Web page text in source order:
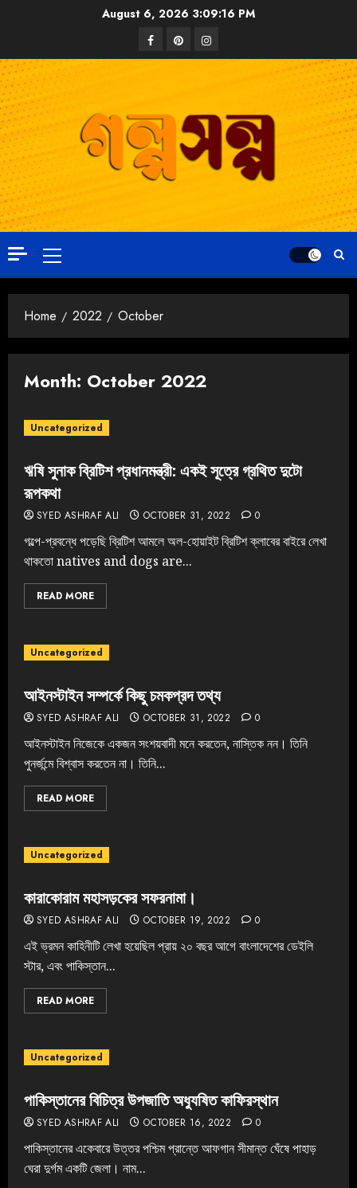
August 6, 2026 3:09:17 PM
Home 2022 October
Month: October 2022
Uncategorized
ঋষি সুনাক ব্রিটিশ প্রধানমন্ত্রী: একই সূত্রে গ্রথিত দুটো
রূপকথা
SYED ASHRAF ALI OCTOBER 31, 2022 0
গল্পে-প্রবন্ধে পড়েছি ব্রিটিশ আমলে অল-হোয়াইট ব্রিটিশ ক্লাবের বাইরে লেখা
থাকতো natives and dogs are...
READ MORE
Uncategorized
আইনস্টাইন সম্পর্কে কিছু চমকপ্রদ তথ্য
SYED ASHRAF ALI OCTOBER 31, 2022 0
আইনস্টাইন নিজেকে একজন সংশয়বাদী মনে করতেন, নাস্তিক নন। তিনি
পুনর্জন্মে বিশ্বাস করতেন‌ না। তিনি...
READ MORE
Uncategorized
কারাকোরাম মহাসড়কের সফরনামা।
SYED ASHRAF ALI OCTOBER 19, 2022 0
এই ভ্রমন কাহিনীটি লেখা হয়েছিল প্রায় ২০ বছর আগে বাংলাদেশের ডেইলি
স্টার, এবং পাকিস্তান...
READ MORE
Uncategorized
পাকিস্তানের বিচিত্র উপজাতি অধ্যুষিত কাফিরস্থান
SYED ASHRAF ALI OCTOBER 16, 2022 0
পাকিস্তানের একেবারে উত্তর পশ্চিম প্রান্তে‌ আফগান সীমান্ত ঘেঁষে ‌‌পাহাড়
ঘেরা দুর্গম একটি জেলা। নাম...